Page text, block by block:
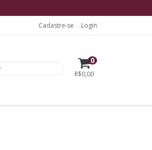
Cadastre-se Login
0
R$0,00